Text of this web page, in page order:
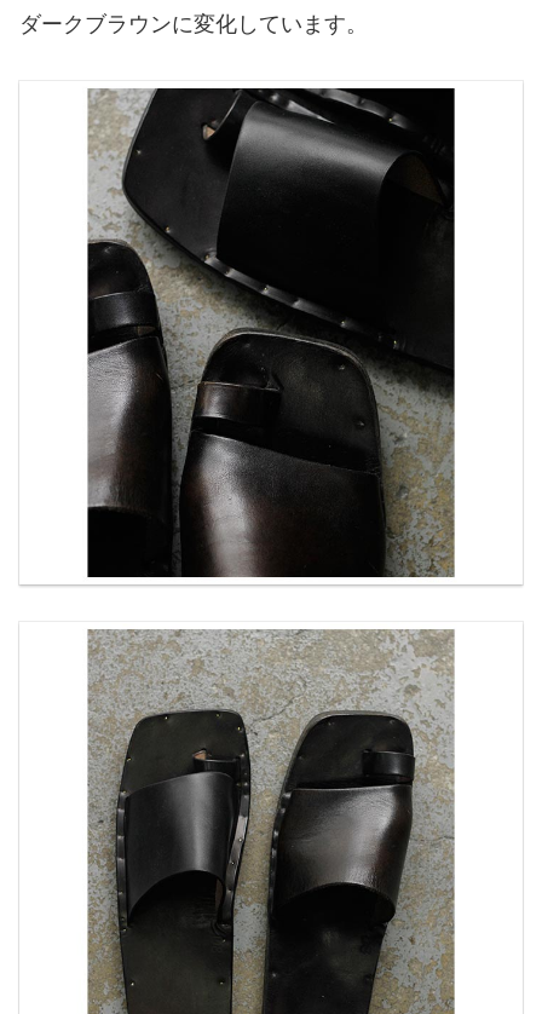
ダークブラウンに変化しています。